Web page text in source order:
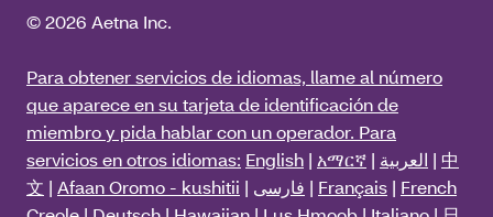
© 2026 Aetna Inc.
Para obtener servicios de idiomas, llame al número
que aparece en su tarjeta de identificación de
miembro y pida hablar con un operador. Para
servicios en otros idiomas: English | አማርኛ | العربية | 中
文 | Afaan Oromo - kushitii | فارسی | Français | French